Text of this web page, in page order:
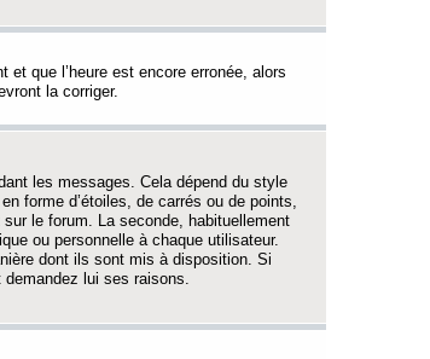
et que l’heure est encore erronée, alors
la corriger.
les messages. Cela dépend du style
forme d’étoiles, de carrés ou de points,
le forum. La seconde, habituellement
ou personnelle à chaque utilisateur.
dont ils sont mis à disposition. Si
demandez lui ses raisons.